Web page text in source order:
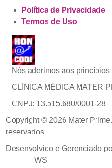
Política de Privacidade
Termos de Uso
Nós aderimos aos princípios
CLÍNICA MÉDICA MATER
CNPJ: 13.515.680/0001-28
Copyright © 2026 Mater
reservados.
Desenvolvido e Gerenciado
WSI